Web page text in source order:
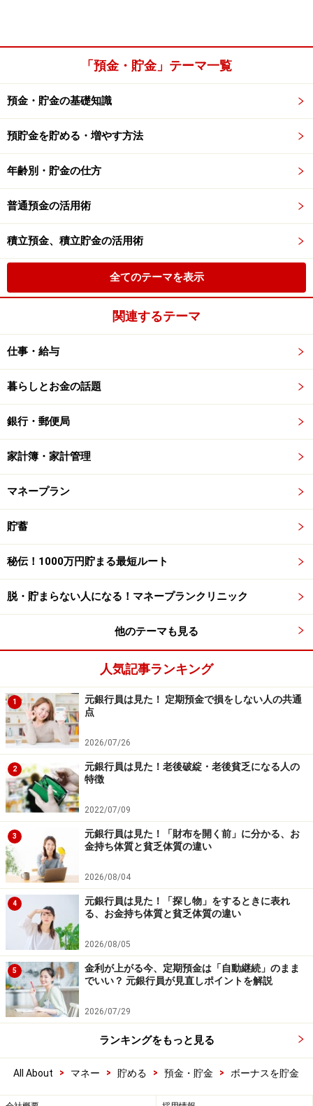
「預金・貯金」テーマ一覧
預金・貯金の基礎知識
預貯金を貯める・増やす方法
年齢別・貯金の仕方
普通預金の活用術
積立預金、積立貯金の活用術
全てのテーマを表示
関連するテーマ
仕事・給与
暮らしとお金の話題
銀行・郵便局
家計簿・家計管理
マネープラン
貯蓄
秘伝！1000万円貯まる最短ルート
脱・貯まらない人になる！マネープランクリニック
他のテーマも見る
人気記事ランキング
1
元銀行員は見た！ 定期預金で損をしない人の共通
点
2026/07/26
2
元銀行員は見た！老後破綻・老後貧乏になる人の
特徴
2022/07/09
3
元銀行員は見た！「財布を開く前」に分かる、お
金持ち体質と貧乏体質の違い
2026/08/04
4
元銀行員は見た！「探し物」をするときに表れ
る、お金持ち体質と貧乏体質の違い
2026/08/05
5
金利が上がる今、定期預金は「自動継続」のまま
でいい？ 元銀行員が見直しポイントを解説
2026/07/29
ランキングをもっと見る
All About > マネー > 貯める > 預金・貯金 > ボーナスを貯金